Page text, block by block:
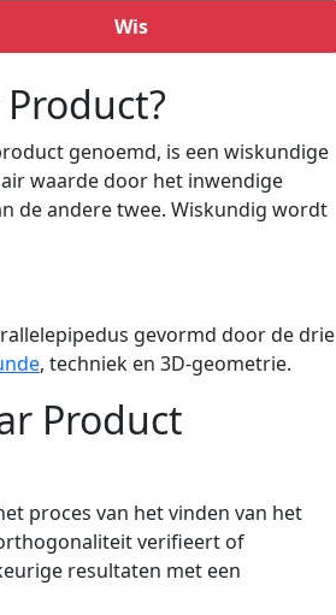
Wis
genoemd, is een wiskundige
waarde door het inwendige
de andere twee. Wiskundig wordt
gevormd door de drie
, techniek en 3D-geometrie.
Product
proces van het vinden van het
verifieert of
resultaten met een